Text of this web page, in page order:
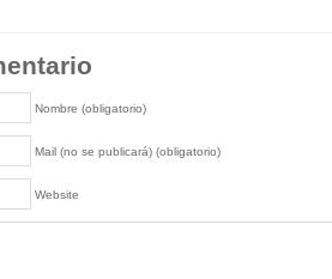
Nombre (obligatorio)
Mail (no se publicará) (obligatorio)
Website